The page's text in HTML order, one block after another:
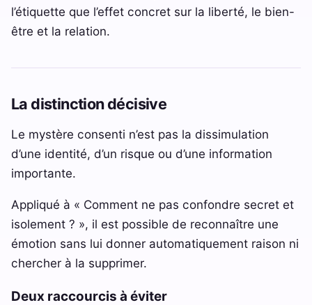
l’étiquette que l’effet concret sur la liberté, le bien-
être et la relation.
La distinction décisive
Le mystère consenti n’est pas la dissimulation
d’une identité, d’un risque ou d’une information
importante.
Appliqué à « Comment ne pas confondre secret et
isolement ? », il est possible de reconnaître une
émotion sans lui donner automatiquement raison ni
chercher à la supprimer.
Deux raccourcis à éviter